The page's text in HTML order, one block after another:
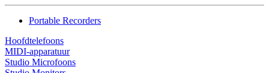
Portable Recorders
Hoofdtelefoons
MIDI-apparatuur
Studio Microfoons